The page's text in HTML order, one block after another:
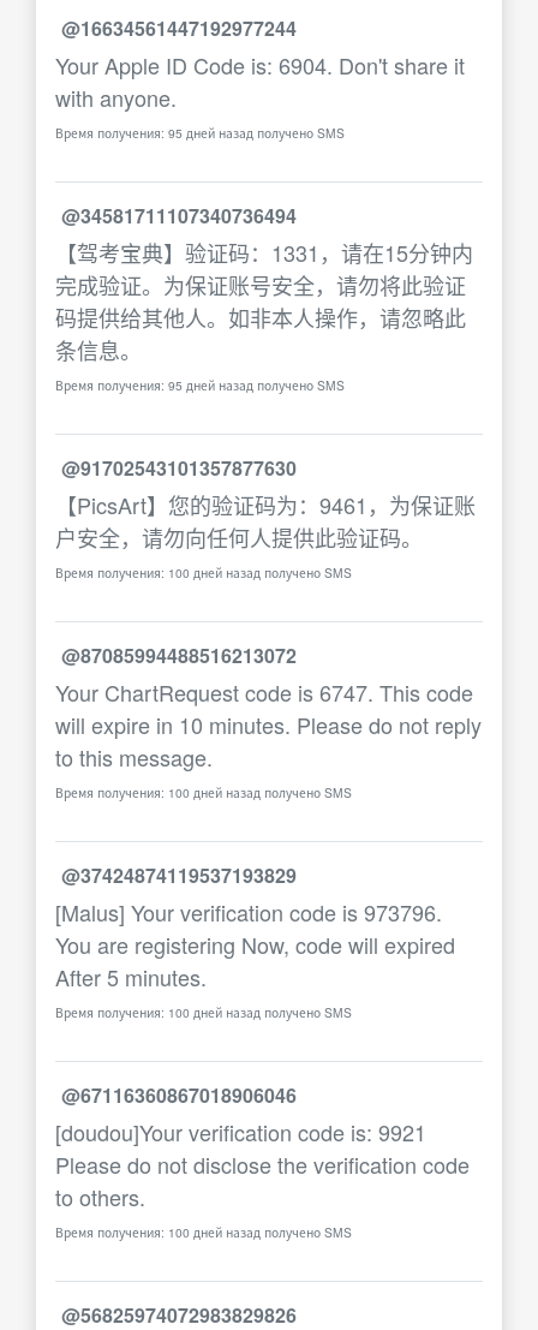
@16634561447192977244
Your Apple ID Code is: 6904. Don't share it
with anyone.
Время получения: 95 дней назад получено SMS
@34581711107340736494
【驾考宝典】验证码：1331，请在15分钟内
完成验证。为保证账号安全，请勿将此验证
码提供给其他人。如非本人操作，请忽略此
条信息。
Время получения: 95 дней назад получено SMS
@91702543101357877630
【PicsArt】您的验证码为：9461，为保证账
户安全，请勿向任何人提供此验证码。
Время получения: 100 дней назад получено SMS
@87085994488516213072
Your ChartRequest code is 6747. This code
will expire in 10 minutes. Please do not reply
to this message.
Время получения: 100 дней назад получено SMS
@37424874119537193829
[Malus] Your verification code is 973796.
You are registering Now, code will expired
After 5 minutes.
Время получения: 100 дней назад получено SMS
@67116360867018906046
[doudou]Your verification code is: 9921
Please do not disclose the verification code
to others.
Время получения: 100 дней назад получено SMS
@56825974072983829826